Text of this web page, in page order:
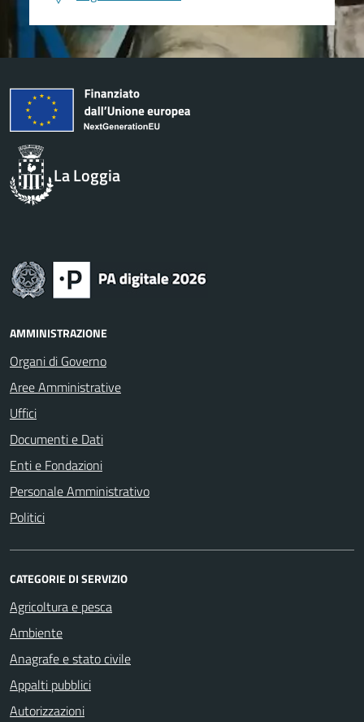
La Loggia
AMMINISTRAZIONE
Organi di Governo
Aree Amministrative
Uffici
Documenti e Dati
Enti e Fondazioni
Personale Amministrativo
Politici
CATEGORIE DI SERVIZIO
Agricoltura e pesca
Ambiente
Anagrafe e stato civile
Appalti pubblici
Autorizzazioni